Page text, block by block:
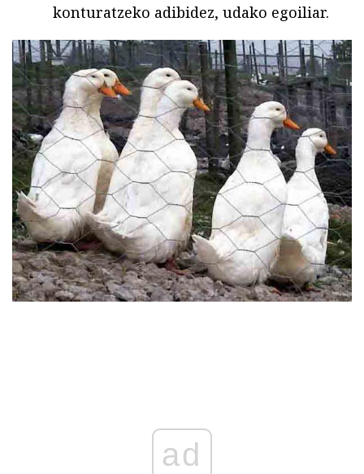
konturatzeko adibidez, udako egoiliar.
ad